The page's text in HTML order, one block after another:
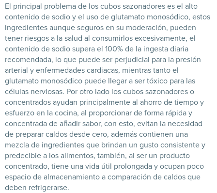
El principal problema de los cubos sazonadores es el alto
contenido de sodio y el uso de glutamato monosódico, estos
ingredientes aunque seguros en su moderación, pueden
tener riesgos a la salud al consumirlos excesivamente, el
contenido de sodio supera el 100% de la ingesta diaria
recomendada, lo que puede ser perjudicial para la presión
arterial y enfermedades cardiacas, mientras tanto el
glutamato monosódico puede llegar a ser tóxico para las
células nerviosas. Por otro lado los cubos sazonadores o
concentrados ayudan principalmente al ahorro de tiempo y
esfuerzo en la cocina, al proporcionar de forma rápida y
concentrada de añadir sabor, con esto, evitan la necesidad
de preparar caldos desde cero, además contienen una
mezcla de ingredientes que brindan un gusto consistente y
predecible a los alimentos, también, al ser un producto
concentrado, tiene una vida útil prolongada y ocupan poco
espacio de almacenamiento a comparación de caldos que
deben refrigerarse.